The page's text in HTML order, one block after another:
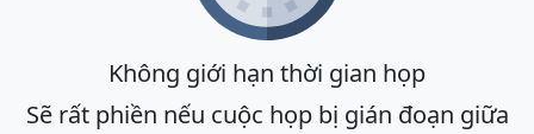
Không giới hạn thời gian họp
Sẽ rất phiền nếu cuộc họp bị gián đoạn giữa